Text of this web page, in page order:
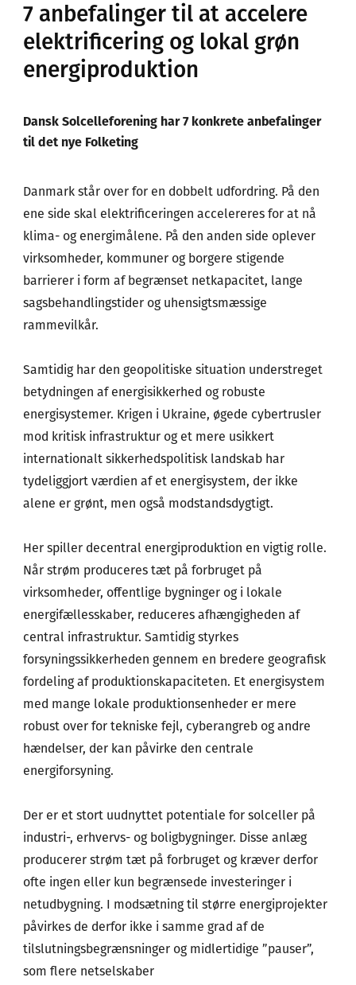
7 anbefalinger til at accelere
elektrificering og lokal grøn
energiproduktion
Dansk Solcelleforening har 7 konkrete anbefalinger
til det nye Folketing
Danmark står over for en dobbelt udfordring. På den
ene side skal elektrificeringen accelereres for at nå
klima- og energimålene. På den anden side oplever
virksomheder, kommuner og borgere stigende
barrierer i form af begrænset netkapacitet, lange
sagsbehandlingstider og uhensigtsmæssige
rammevilkår.
Samtidig har den geopolitiske situation understreget
betydningen af energisikkerhed og robuste
energisystemer. Krigen i Ukraine, øgede cybertrusler
mod kritisk infrastruktur og et mere usikkert
internationalt sikkerhedspolitisk landskab har
tydeliggjort værdien af et energisystem, der ikke
alene er grønt, men også modstandsdygtigt.
Her spiller decentral energiproduktion en vigtig rolle.
Når strøm produceres tæt på forbruget på
virksomheder, offentlige bygninger og i lokale
energifællesskaber, reduceres afhængigheden af
central infrastruktur. Samtidig styrkes
forsyningssikkerheden gennem en bredere geografisk
fordeling af produktionskapaciteten. Et energisystem
med mange lokale produktionsenheder er mere
robust over for tekniske fejl, cyberangreb og andre
hændelser, der kan påvirke den centrale
energiforsyning.
Der er et stort uudnyttet potentiale for solceller på
industri-, erhvervs- og boligbygninger. Disse anlæg
producerer strøm tæt på forbruget og kræver derfor
ofte ingen eller kun begrænsede investeringer i
netudbygning. I modsætning til større energiprojekter
påvirkes de derfor ikke i samme grad af de
tilslutningsbegrænsninger og midlertidige ”pauser”,
som flere netselskaber